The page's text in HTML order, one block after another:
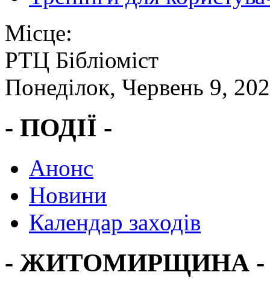
Місце:
РТЦ Бібліоміст
Понеділок, Червень 9,
- ПОДІЇ -
Анонс
Новини
Календар заходів
- ЖИТОМИРЩИНА -